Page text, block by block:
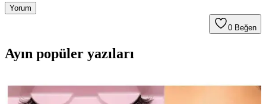
Yorum
0 Beğen
Ayın popüler yazıları